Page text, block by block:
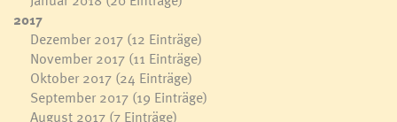
2017
Dezember 2017 (12 Einträge)
November 2017 (11 Einträge)
Oktober 2017 (24 Einträge)
September 2017 (19 Einträge)
August 2017 (7 Einträge)